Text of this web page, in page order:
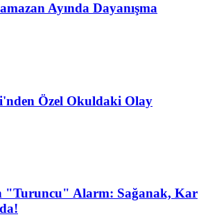
Ayında Dayanışma
Özel Okuldaki Olay
"Turuncu" Alarm: Sağanak, Kar